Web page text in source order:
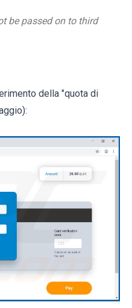
be passed on to third
della "quota di